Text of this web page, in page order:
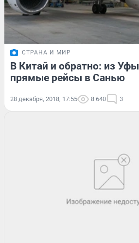
СТРАНА И МИР
В Китай и обратно: из
прямые рейсы в Санью
28 декабря, 2018, 17:55 8 640 3